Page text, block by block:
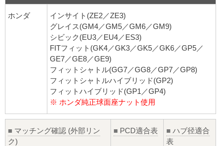
ホンダ
インサイト(ZE2／ZE3)
グレイス(GM4／GM5／GM6／GM9)
シビック(EU3／EU4／ES3)
FITフィット(GK4／GK3／GK5／GK6／GP5／
GE7／GE8／GE9)
フィットシャトル(GG7／GG8／GP7／GP8)
フィットシャトルハイブリッド(GP2)
フィットハイブリッド(GP1／GP4)
※ ホンダ純正球面座ナット使用
■ マッチング確認 (外部リン
ク)
■ PCD適合表 ■ ハブ径適合
表